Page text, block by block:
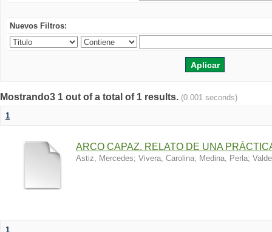
Nuevos Filtros:
Mostrando3 1 out of a total of 1 results. (0.001 seconds)
1
ARCO CAPAZ. RELATO DE UNA
Astiz, Mercedes; Vivera, Carolina; Medina, Perla;
1